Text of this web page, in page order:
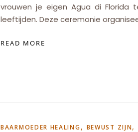
vrouwen je eigen Agua di Florida
leeftijden. Deze ceremonie
READ MORE
BAARMOEDER HEALING, BEWUST ZIJN,